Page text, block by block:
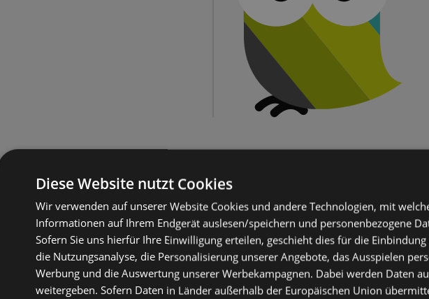
Diese Website nutzt Cookies
Wir verwenden auf unserer Website Cookies und andere Technologien, mit
Informationen auf Ihrem Endgerät auslesen/speichern und personenbezogene
Sofern Sie uns hierfür Ihre Einwilligung erteilen, geschieht dies für die
die Nutzungsanalyse, die Personalisierung unserer Angebote, das Ausspielen
Werbung und die Auswertung unserer Werbekampagnen. Dabei werden Daten
weitergeben. Sofern Daten in Länder außerhalb der Europäischen Union